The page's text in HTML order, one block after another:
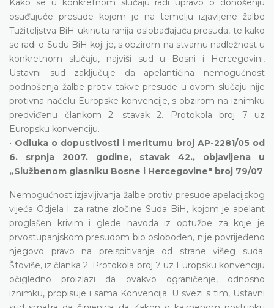
Kako se u konkretnom slučaju radi upravo o donošenju
osuđujuće presude kojom je na temelju izjavljene žalbe
Tužiteljstva BiH ukinuta ranija oslobađajuća presuda, te kako
se radi o Sudu BiH koji je, s obzirom na stvarnu nadležnost u
konkretnom slučaju, najviši sud u Bosni i Hercegovini,
Ustavni sud zaključuje da apelantičina nemogućnost
podnošenja žalbe protiv takve presude u ovom slučaju nije
protivna načelu Europske konvencije, s obzirom na iznimku
predviđenu člankom 2. stavak 2. Protokola broj 7 uz
Europsku konvenciju.
• Odluka o dopustivosti i meritumu broj AP-2281/05 od
6. srpnja 2007. godine, stavak 42., objavljena u
„Službenom glasniku Bosne i Hercegovine" broj 79/07
Nemogućnost izjavljivanja žalbe protiv presude apelacijskog
vijeća Odjela I za ratne zločine Suda BiH, kojom je apelant
proglašen krivim i glede navoda iz optužbe za koje je
prvostupanjskom presudom bio oslobođen, nije povrijeđeno
njegovo pravo na preispitivanje od strane višeg suda.
Štoviše, iz članka 2. Protokola broj 7 uz Europsku konvenciju
očigledno proizlazi da ovakvo ograničenje, odnosno
iznimku, propisuje i sama Konvencija. U svezi s tim, Ustavni